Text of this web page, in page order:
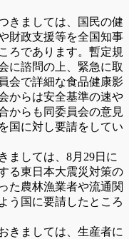
きましては、国民の健
財政支援等を全国知事
ろであります。暫定規
に諮問の上、緊急に取
会で詳細な食品健康影
からは安全基準の速や
からも同委員会の意見
国に対し要請をしてい
ましては、8月29日に
る東日本大震災対策の
た農林漁業者や流通関
う国に要請したところ
きましては、生産者に